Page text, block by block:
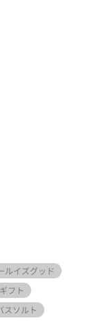
ルイズグッド
ギフト
スソルト